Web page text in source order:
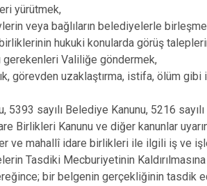
yürütmek,
veya bağlıların belediyelerle
hukuki konularda görüş
gerekenleri Valiliğe göndermek,
görevden uzaklaştırma, istifa, ölüm
5393 sayılı Belediye Kanunu, 5216
Birlikleri Kanunu ve diğer kanunlar
ve mahallî idare birlikleri ile ilgili iş ve
Tasdiki Mecburiyetinin
bir belgenin gerçekliğinin tasdik